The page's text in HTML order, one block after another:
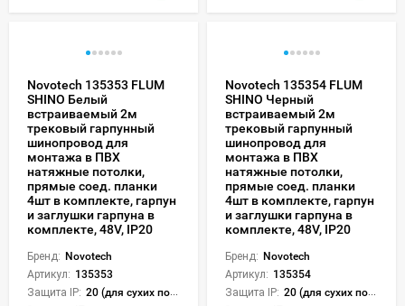
Novotech 135353 FLUM
SHINO Белый
встраиваемый 2м
трековый гарпунный
шинопровод для
монтажа в ПВХ
натяжные потолки,
прямые соед. планки
4шт в комплекте, гарпун
и заглушки гарпуна в
комплекте, 48V, IP20
Бренд: Novotech
Артикул: 135353
Защита IP: 20 (для сухих пом.)
Novotech 135354 FLUM
SHINO Черный
встраиваемый 2м
трековый гарпунный
шинопровод для
монтажа в ПВХ
натяжные потолки,
прямые соед. планки
4шт в комплекте, гарпун
и заглушки гарпуна в
комплекте, 48V, IP20
Бренд: Novotech
Артикул: 135354
Защита IP: 20 (для сухих пом.)